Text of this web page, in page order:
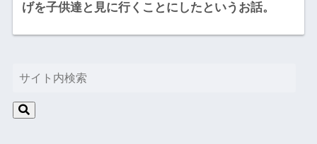
げを子供達と見に行くことにしたというお話。